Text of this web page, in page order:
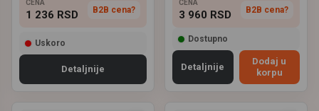
CENA
1 236 RSD B2B cena?
Uskoro
Detaljnije
CENA
3 960 RSD B2B cena?
Dostupno
Detaljnije
Dodaj u
korpu